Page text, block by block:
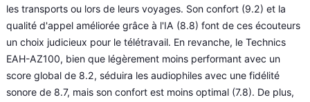
les transports ou lors de leurs voyages. Son confort (9.2) et la
qualité d'appel améliorée grâce à l'IA (8.8) font de ces écouteurs
un choix judicieux pour le télétravail. En revanche, le Technics
EAH-AZ100, bien que légèrement moins performant avec un
score global de 8.2, séduira les audiophiles avec une fidélité
sonore de 8.7, mais son confort est moins optimal (7.8). De plus,